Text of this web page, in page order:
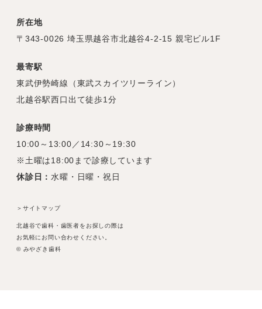
所在地
〒343-0026 埼玉県越谷市北越谷4-2-15 親宅ビル1F
最寄駅
東武伊勢崎線（東武スカイツリーライン）
北越谷駅西口出て徒歩1分
診療時間
10:00～13:00／14:30～19:30
※土曜は18:00まで診療しています
休診日：水曜・日曜・祝日
＞サイトマップ
北越谷で歯科・歯医者をお探しの際は
お気軽にお問い合わせください。
© みやざき歯科